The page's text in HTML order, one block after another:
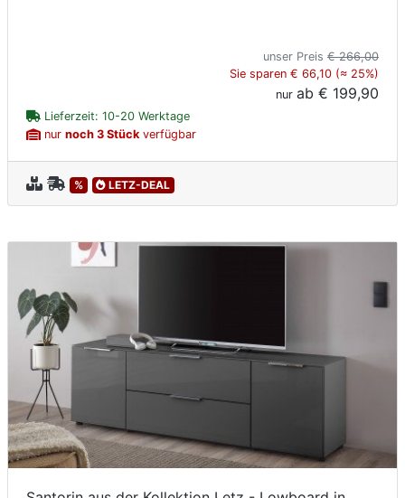
unser Preis € 266,00
Sie sparen € 66,10 (≈ 25%)
nur ab € 199,90
Lieferzeit: 10-20 Werktage
nur noch 3 Stückverfügbar
% LETZ-DEAL